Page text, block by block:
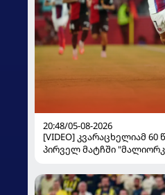
20:48/05-08-2026
[VIDEO] კვარაცხელიამ 60
პირველ მატჩში